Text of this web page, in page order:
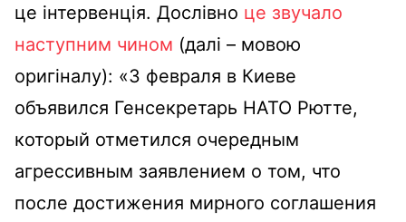
це інтервенція. Дослівно це звучало
наступним чином (далі – мовою
оригіналу): «3 февраля в Киеве
объявился Генсекретарь НАТО Рютте,
который отметился очередным
агрессивным заявлением о том, что
после достижения мирного соглашения